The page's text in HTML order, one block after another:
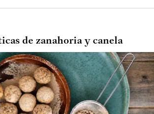
de zanahoria y canela